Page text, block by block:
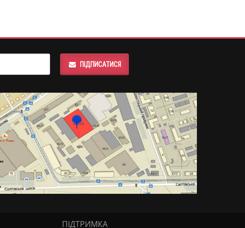
ПІДПИСАТИСЯ
ПІДТРИМКА